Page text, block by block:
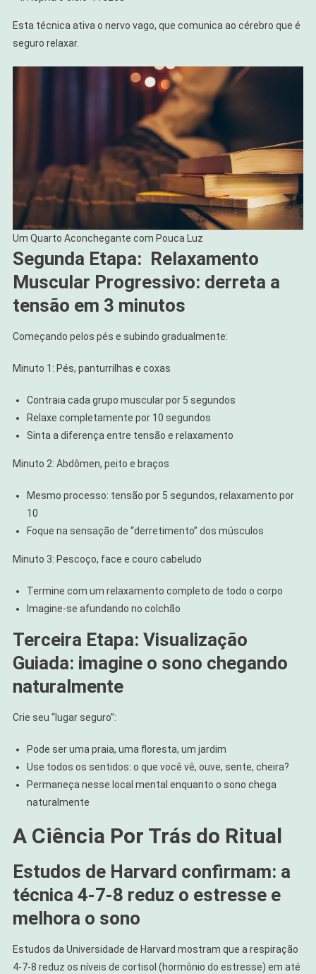
Esta técnica ativa o nervo vago, que comunica ao cérebro que é
seguro relaxar.
Um Quarto Aconchegante com Pouca Luz
Segunda Etapa: Relaxamento
Muscular Progressivo: derreta a
tensão em 3 minutos
Começando pelos pés e subindo gradualmente:
Minuto 1: Pés, panturrilhas e coxas
Contraia cada grupo muscular por 5 segundos
Relaxe completamente por 10 segundos
Sinta a diferença entre tensão e relaxamento
Minuto 2: Abdômen, peito e braços
Mesmo processo: tensão por 5 segundos, relaxamento por
10
Foque na sensação de “derretimento” dos músculos
Minuto 3: Pescoço, face e couro cabeludo
Termine com um relaxamento completo de todo o corpo
Imagine-se afundando no colchão
Terceira Etapa: Visualização
Guiada: imagine o sono chegando
naturalmente
Crie seu “lugar seguro”:
Pode ser uma praia, uma floresta, um jardim
Use todos os sentidos: o que você vê, ouve, sente, cheira?
Permaneça nesse local mental enquanto o sono chega
naturalmente
A Ciência Por Trás do Ritual
Estudos de Harvard confirmam: a
técnica 4-7-8 reduz o estresse e
melhora o sono
Estudos da Universidade de Harvard mostram que a respiração
4-7-8 reduz os níveis de cortisol (hormônio do estresse) em até